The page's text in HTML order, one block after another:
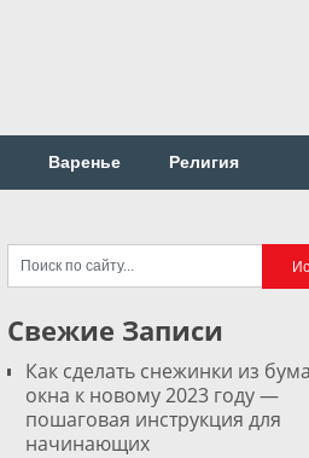
Варенье Религия
Свежие Записи
Как сделать снежинки из
окна к новому 2023 году —
пошаговая инструкция для
начинающих